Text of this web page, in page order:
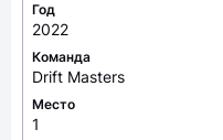
Год
2022
Команда
Drift Masters
Место
1